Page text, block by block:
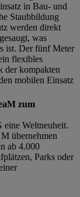
in Bau- und
Staubbildung
werden direkt
was
ist. Der fünf Meter
flexibles
der kompakten
mobilen Einsatz
zum
Weltneuheit.
übernehmen
ab 4.000
Parks oder